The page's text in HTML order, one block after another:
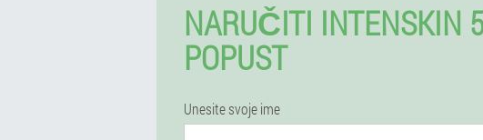
NARUČITI INTENSKIN
POPUST
Unesite svoje ime